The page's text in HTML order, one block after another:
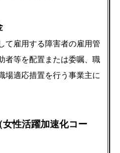
て雇用する障害者の雇用管
者等を配置または委嘱、職
場適応措置を行う事業主に
性活躍加速化コー